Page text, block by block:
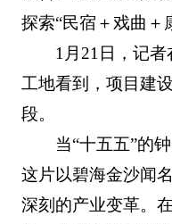
探索“民宿＋戏曲＋
1月21日，记者
工地看到，项目建
段。
当“十五五”的
这片以碧海金沙闻
深刻的产业变革。